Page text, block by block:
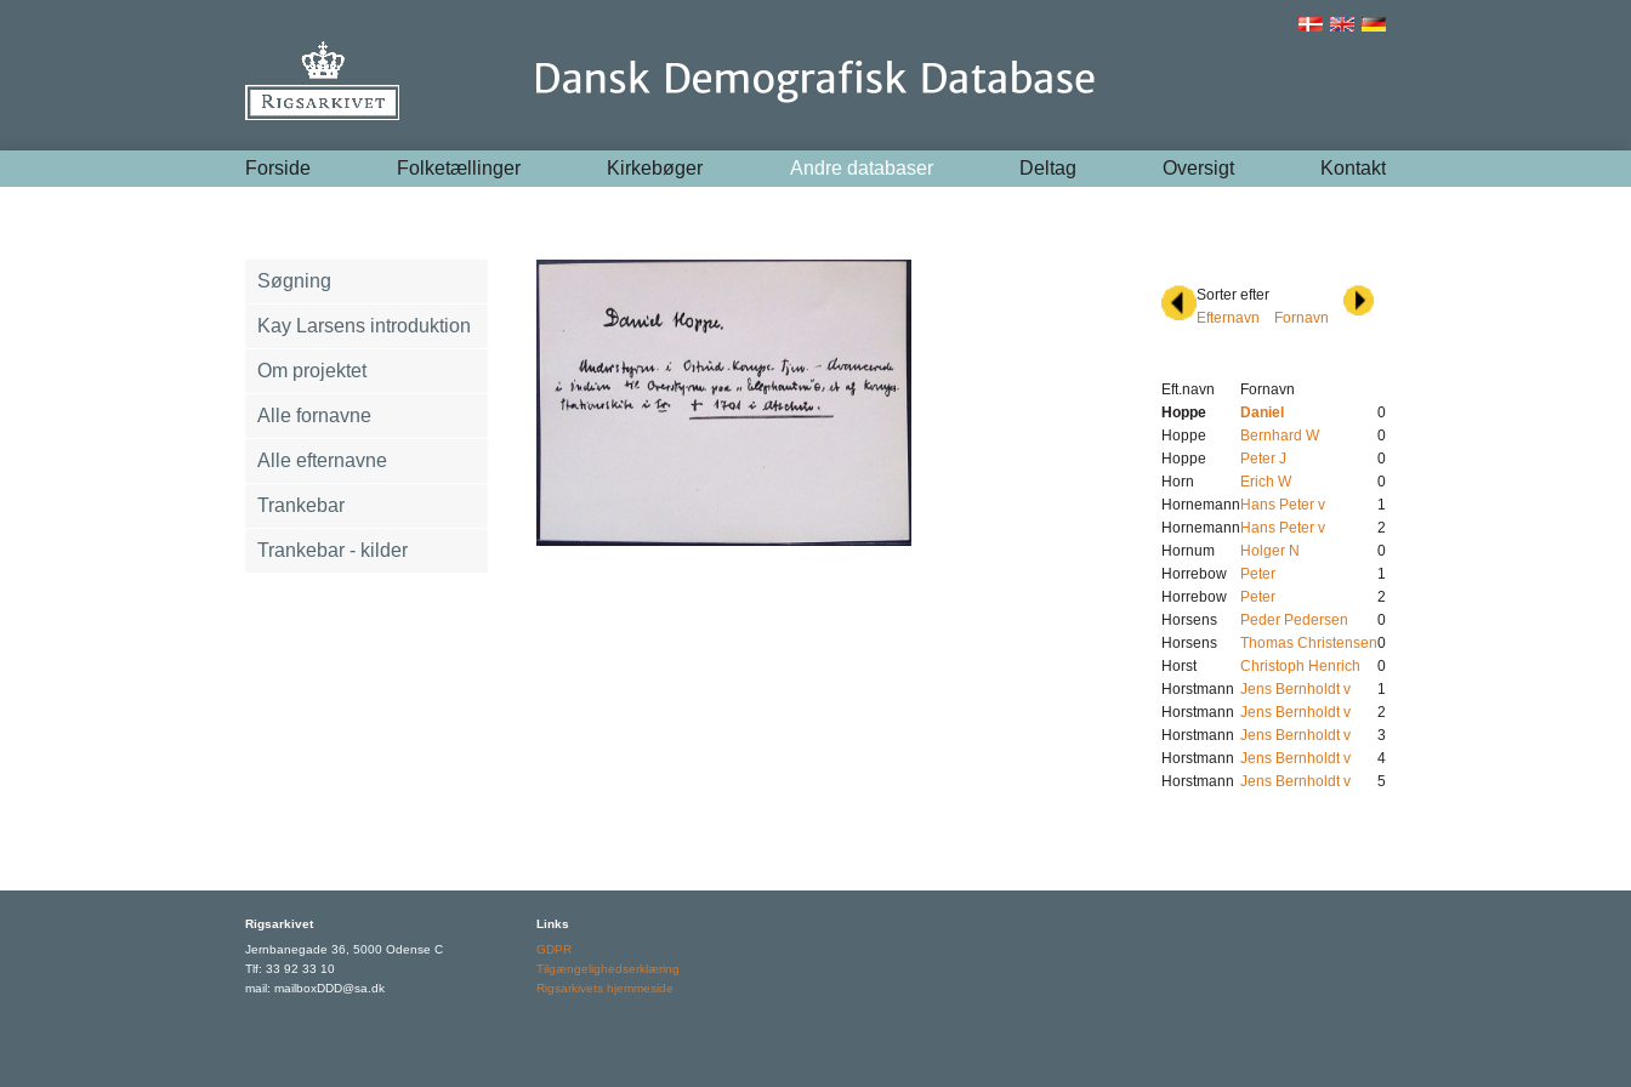
Forside Folketællinger Kirkebøger Andre databaser Deltag Oversigt Kontakt
Søgning
Kay Larsens introduktion
Om projektet
Alle fornavne
Alle efternavne
Trankebar
Trankebar - kilder
Sorter efter
Efternavn
Fornavn
Eft.navn
Fornavn
Hoppe
Daniel
0
Hoppe
Bernhard W
0
Hoppe
Peter J
0
Horn
Erich W
0
Hornemann Hans Peter v
1
Hornemann Hans Peter v
2
Hornum
Holger N
0
Horrebow
Peter
1
Horrebow
Peter
2
Horsens
Peder Pedersen
0
Horsens
Thomas Christensen0
Horst
Christoph Henrich
0
Horstmann Jens Bernholdt v
1
Horstmann Jens Bernholdt v
2
Horstmann Jens Bernholdt v
3
Horstmann Jens Bernholdt v
4
Horstmann Jens Bernholdt v 5
Rigsarkivet
Jernbanegade 36, 5000 Odense C
Tlf: 33 92 33 10
mail: mailboxDDD@sa.dk
Links
GDPR
Tilgængelighedserklæring
Rigsarkivets hjemmeside